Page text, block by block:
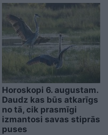
Horoskopi 6. augustam.
Daudz kas būs atkarīgs
no tā, cik prasmīgi
izmantosi savas stiprās
puses